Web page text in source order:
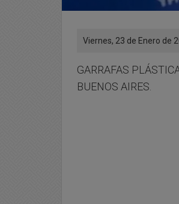
Viernes, 23 de Enero de
GARRAFAS
BUENOS AIRES.